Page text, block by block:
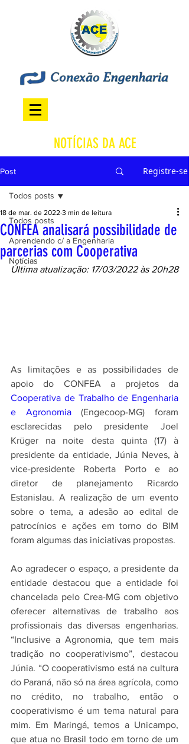
NOTÍCIAS DA ACE
Post Registre-se
Todos posts
Aprendendo c/ a Engenharia
Notícias
Todos posts
CONFEA analisará possibilidade de
parcerias com Cooperativa
18 de mar. de 2022 3 min de leitura
Última atualização: 17/03/2022 às 20h28
As limitações e as possibilidades de
Cooperativa de Trabalho de Engenharia
e Agronomia (Engecoop-MG) foram
esclarecidas pelo presidente Joel
Krüger na noite desta quinta (17) à
presidente da entidade, Júnia Neves, à
vice-presidente Roberta Porto e ao
diretor de planejamento Ricardo
Estanislau. A realização de um evento
sobre o tema, a adesão ao edital de
patrocínios e ações em torno do BIM
foram algumas das iniciativas propostas.
Ao agradecer o espaço, a presidente da
entidade destacou que a entidade foi
chancelada pelo Crea-MG com objetivo
oferecer alternativas de trabalho aos
profissionais das diversas engenharias.
“Inclusive a Agronomia, que tem mais
tradição no cooperativismo”, destacou
Júnia. “O cooperativismo está na cultura
do Paraná, não só na área agrícola, como
no crédito, no trabalho, então o
cooperativismo é um tema natural para
mim. Em Maringá, temos a Unicampo,
que atua no Brasil todo em torno de um